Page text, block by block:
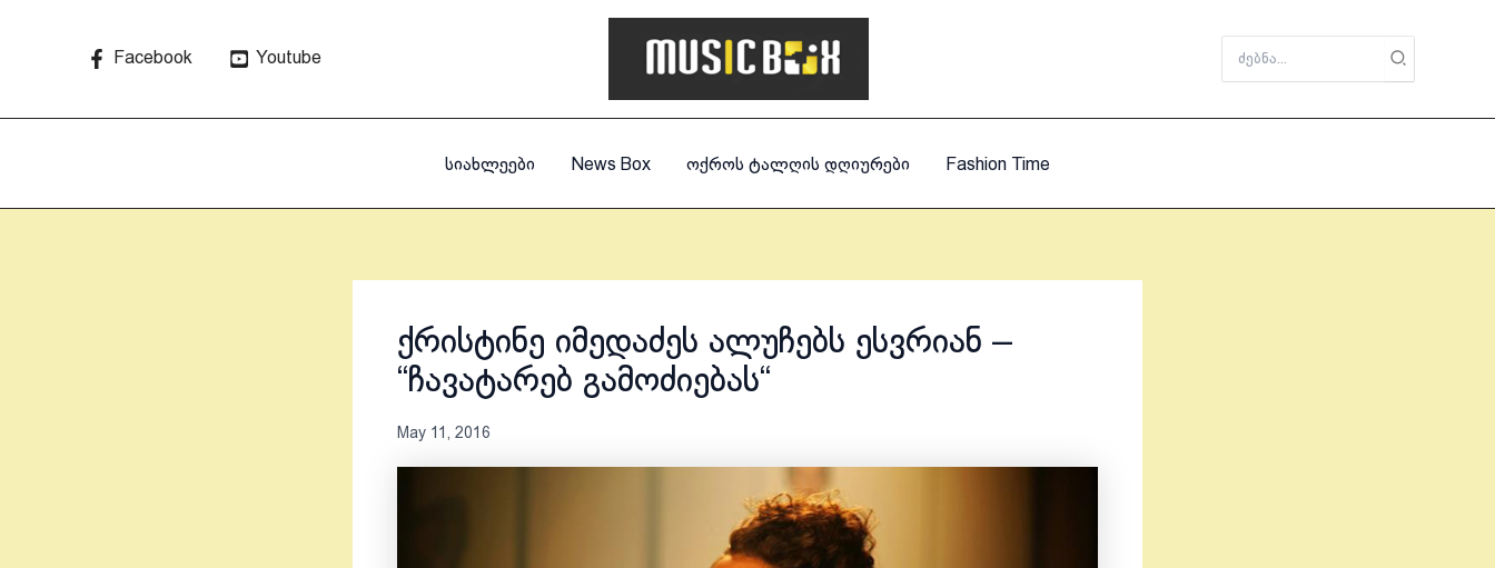
Facebook Youtube
for:
სიახლეები News Box ოქროს ტალღის დღიურები Fashion Time
ქრისტინე იმედაძეს ალუჩებს ესვრიან –
“ჩავატარებ გამოძიებას“
May 11, 2016